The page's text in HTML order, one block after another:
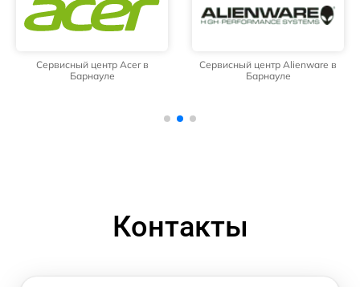
Сервисный центр Acer в
Барнауле
Сервисный центр Alienware в
Барнауле
Контакты